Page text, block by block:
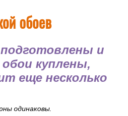
обоев
и
куплены,
еще несколько
одинаковы.